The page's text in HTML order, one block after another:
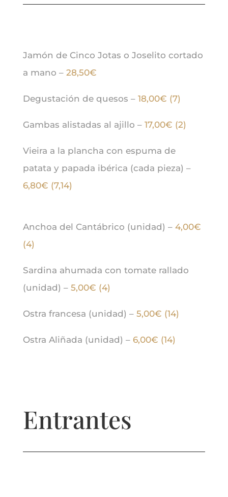
Jamón de Cinco Jotas o Joselito cortado
a mano – 28,50€
Degustación de quesos – 18,00€ (7)
Gambas alistadas al ajillo –17,00€ (2)
Vieira a la plancha con espuma de
patata y papada ibérica (cada pieza) –
6,80€ (7,14)
Anchoa del Cantábrico (unidad) –4,00€
(4)
Sardina ahumada con tomate rallado
(unidad) –5,00€ (4)
Ostra francesa (unidad) –5,00€ (14)
Ostra Aliñada (unidad) –6,00€ (14)
Entrantes